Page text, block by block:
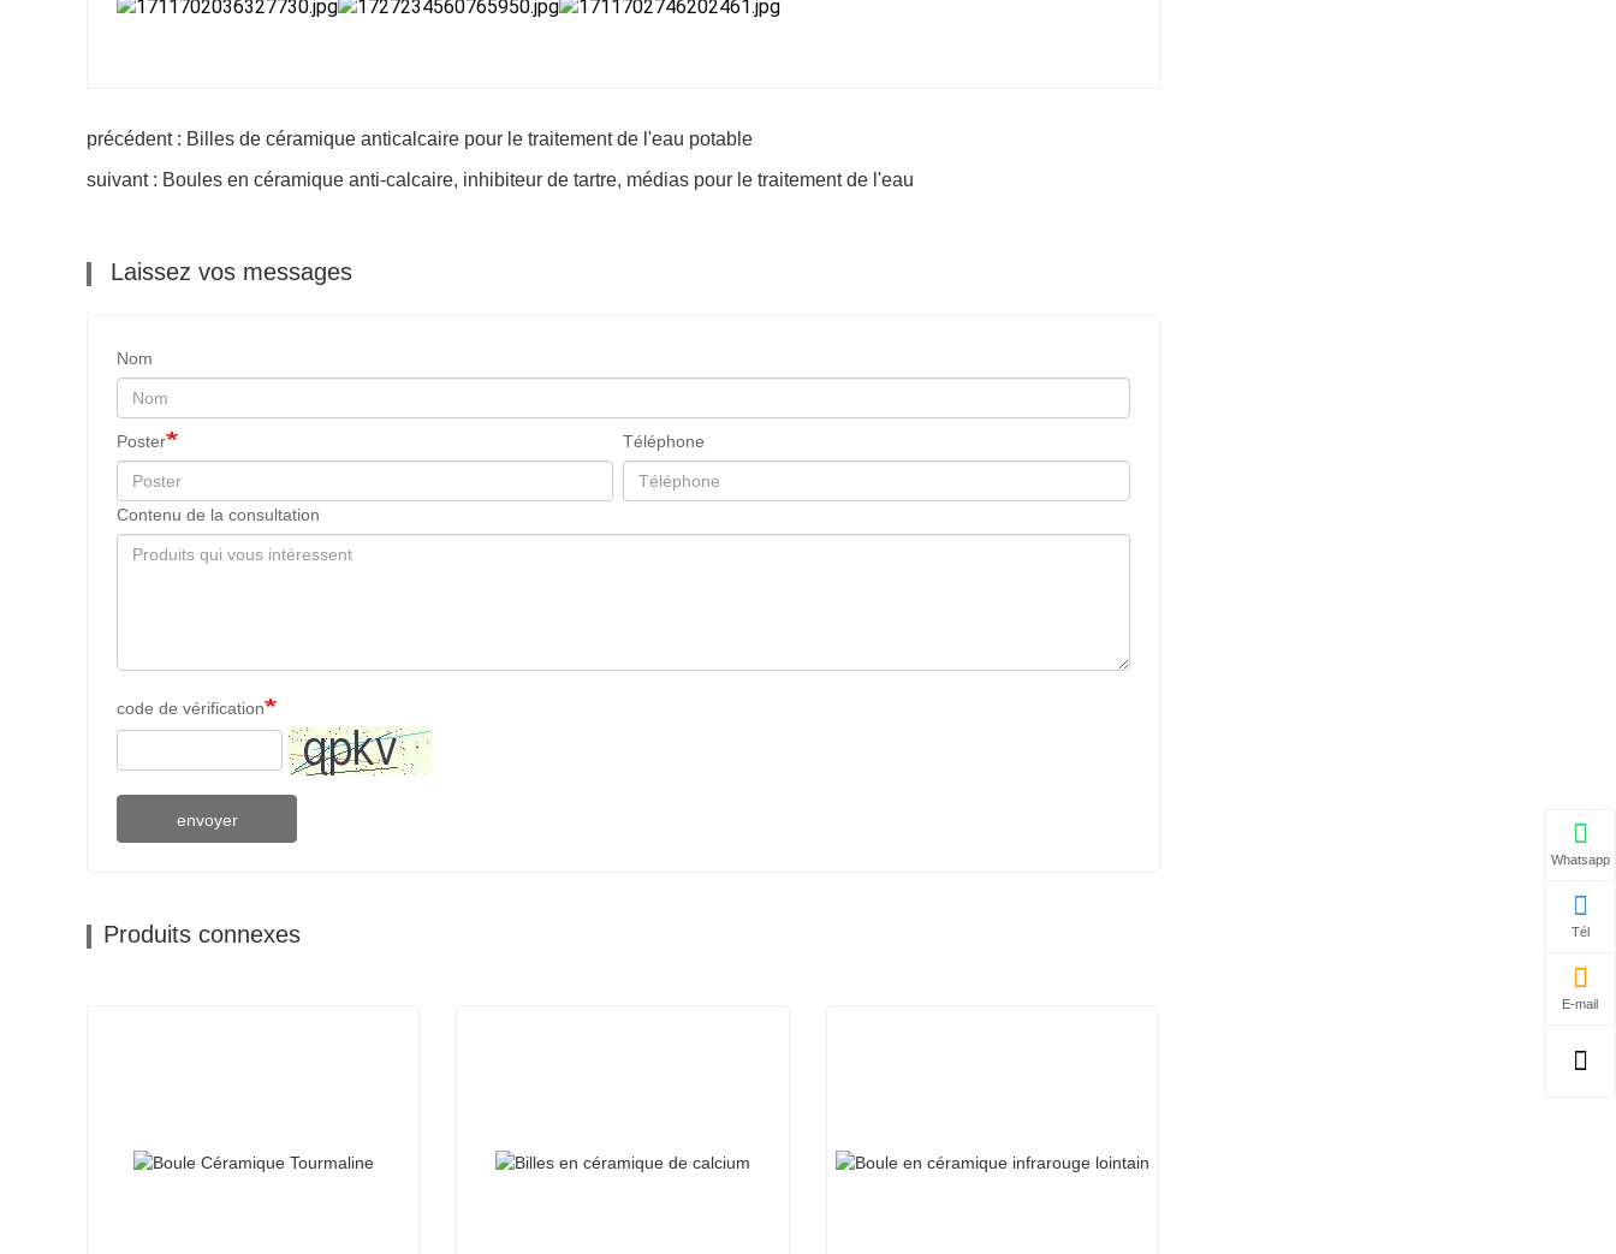
Whatsapp
Tél
E-mail
précédent : Billes de céramique anticalcaire pour le traitement de l'eau potable
suivant : Boules en céramique anti-calcaire, inhibiteur de tartre, médias pour le traitement de l'eau
Laissez vos messages
Nom
Poster Téléphone
Contenu de la consultation
code de vérification
envoyer
Produits connexes